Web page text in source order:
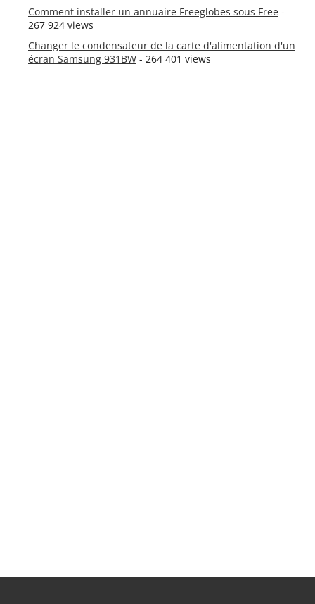
Comment installer un annuaire Freeglobes sous Free -
267 924 views
Changer le condensateur de la carte d'alimentation d'un
écran Samsung 931BW - 264 401 views